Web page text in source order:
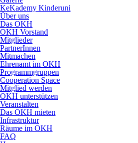
KeKademy Kinderuni
Über uns
Das OKH
OKH Vorstand
Mitglieder
PartnerInnen
Mitmachen
Ehrenamt im OKH
Programmgruppen
Cooperation Space
Mitglied werden
OKH unterstützen
Veranstalten
Das OKH mieten
Infrastruktur
Räume im OKH
FAQ